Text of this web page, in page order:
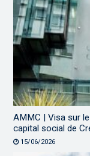
AMMC | Visa sur
capital social de
15/06/2026